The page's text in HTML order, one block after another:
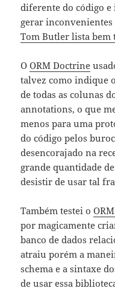
diferente do código
gerar
Tom Butler lista bem
OORM Doctrine
talvez como indique
de todas as colunas
annotations, o que
menos para uma
do código pelos
desencorajado na
grande quantidade
desistir de usar tal
Também testei o
por magicamente
banco de dados
atraiu porém a
schema e a sintaxe
de usar essa